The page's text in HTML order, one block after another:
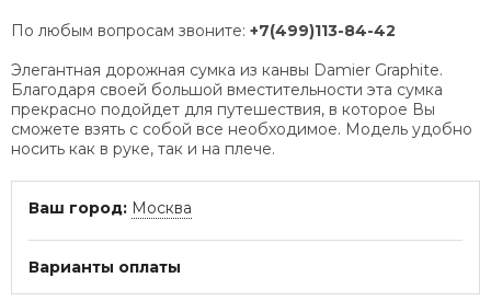
По любым вопросам звоните: +7(499)113-84-42
Элегантная дорожная сумка из канвы Damier Graphite.
Благодаря своей большой вместительности эта сумка
прекрасно подойдет для путешествия, в которое Вы
сможете взять с собой все необходимое. Модель удобно
носить как в руке, так и на плече.
Ваш город: Москва
Варианты оплаты